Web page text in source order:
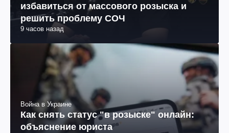
избавиться от массового розыска и
решить проблему СОЧ
9 часов назад
Война в Украине
Как снять статус "в розыске" онлайн:
объяснение юриста